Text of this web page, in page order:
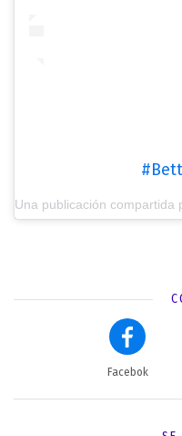
Una publicación compartida
Facebok